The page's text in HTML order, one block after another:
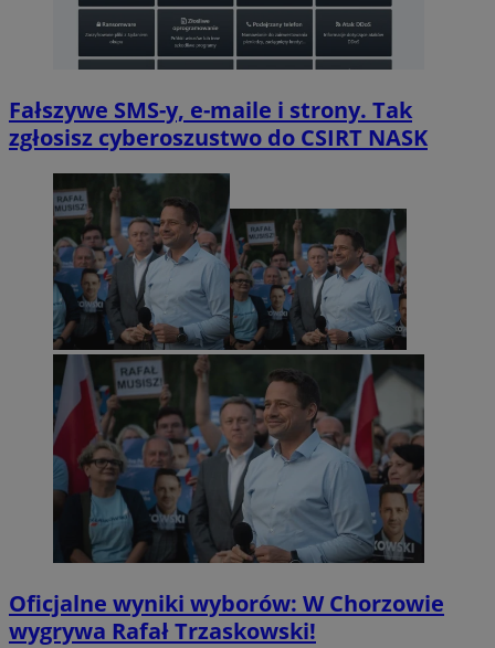
Fałszywe SMS-y, e-maile i strony. Tak
zgłosisz cyberoszustwo do CSIRT NASK
Oficjalne wyniki wyborów: W Chorzowie
wygrywa Rafał Trzaskowski!